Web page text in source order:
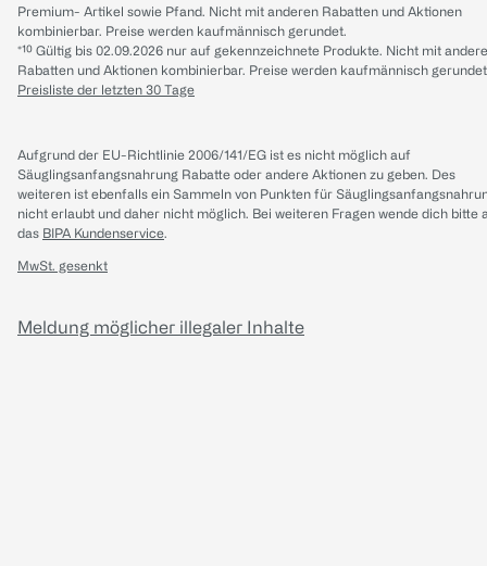
Premium- Artikel sowie Pfand. Nicht mit anderen Rabatten und Aktionen
kombinierbar. Preise werden kaufmännisch gerundet.
*¹⁰ Gültig bis 02.09.2026 nur auf gekennzeichnete Produkte. Nicht mit
Rabatten und Aktionen kombinierbar. Preise werden kaufmännisch
Preisliste der letzten 30 Tage
Aufgrund der EU-Richtlinie 2006/141/EG ist es nicht möglich auf
Säuglingsanfangsnahrung Rabatte oder andere Aktionen zu geben. Des
weiteren ist ebenfalls ein Sammeln von Punkten für
nicht erlaubt und daher nicht möglich. Bei weiteren Fragen wende dich bitte
das BIPA Kundenservice.
MwSt. gesenkt
Meldung möglicher illegaler Inhalte